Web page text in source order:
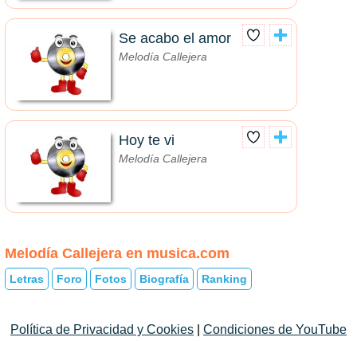
Se acabo el amor
Melodía Callejera
Hoy te vi
Melodía Callejera
Melodía Callejera en musica.com
Letras Foro Fotos Biografía Ranking
Política de Privacidad y Cookies Condiciones de YouTube